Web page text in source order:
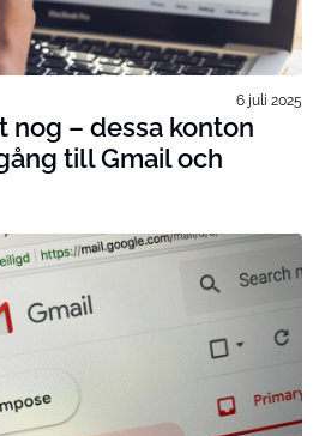
6 juli 2025
nog – dessa konton
till Gmail och